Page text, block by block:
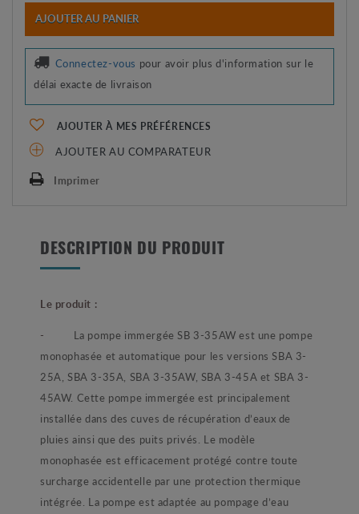
AJOUTER AU PANIER
Connectez-vous pour avoir plus d'information sur le
délai exacte de livraison
AJOUTER À MES PRÉFÉRENCES
AJOUTER AU COMPARATEUR
Imprimer
DESCRIPTION DU PRODUIT
Le produit :
-
La pompe immergée SB 3-35AW est une pompe
monophasée et automatique pour les versions SBA 3-
25A, SBA 3-35A, SBA 3-35AW, SBA 3-45A et SBA 3-
45AW. Cette pompe immergée est principalement
installée dans des cuves de récupération d’eaux de
pluies ainsi que des puits privés. Le modèle
monophasée est efficacement protégé contre toute
surcharge accidentelle par une protection thermique
intégrée. La pompe est adaptée au pompage d’eau